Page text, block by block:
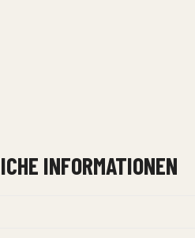
INFORMATIONEN